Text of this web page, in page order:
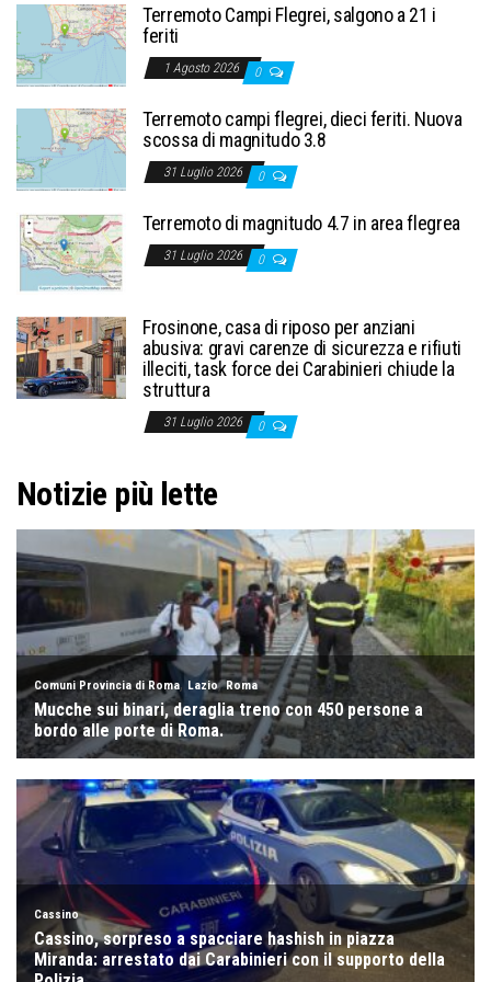
Terremoto Campi Flegrei, salgono a 21 i
feriti
1 Agosto 2026 0
Terremoto campi flegrei, dieci feriti. Nuova
scossa di magnitudo 3.8
31 Luglio 2026 0
Terremoto di magnitudo 4.7 in area flegrea
31 Luglio 2026 0
Frosinone, casa di riposo per anziani
abusiva: gravi carenze di sicurezza e rifiuti
illeciti, task force dei Carabinieri chiude la
struttura
31 Luglio 2026 0
Notizie più lette